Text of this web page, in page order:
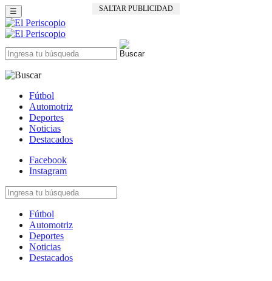
SALTAR PUBLICIDAD
☰
Fútbol
Automotriz
Deportes
Noticias
Destacados
Facebook
Instagram
Fútbol
Automotriz
Deportes
Noticias
Destacados